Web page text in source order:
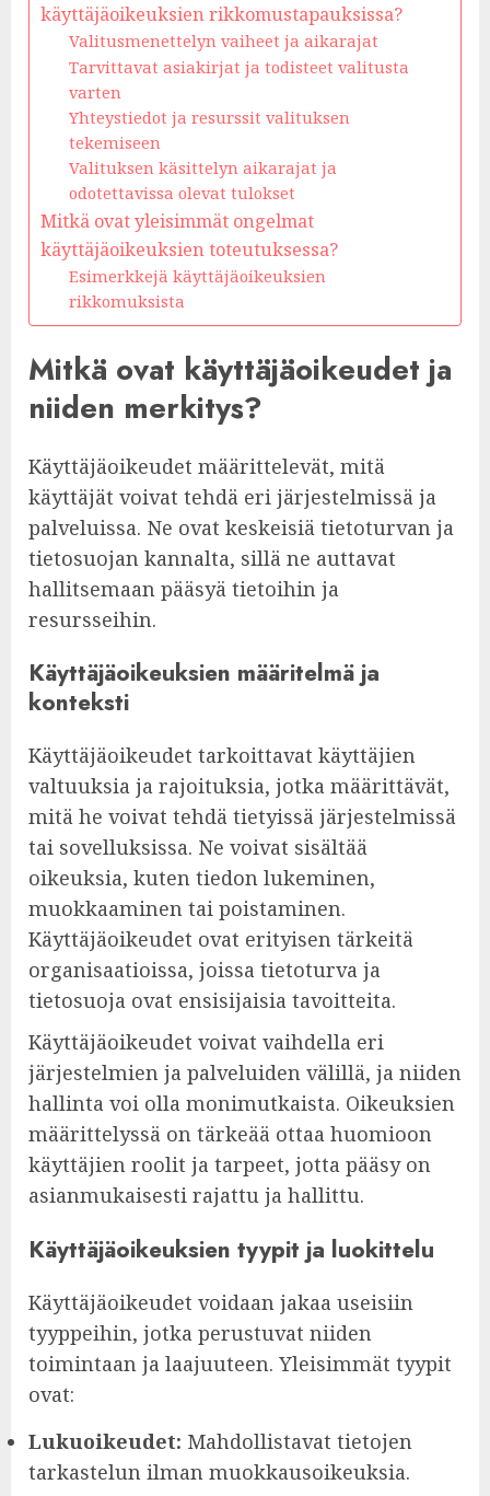
käyttäjäoikeuksien rikkomustapauksissa?
Valitusmenettelyn vaiheet ja aikarajat
Tarvittavat asiakirjat ja todisteet valitusta
varten
Yhteystiedot ja resurssit valituksen
tekemiseen
Valituksen käsittelyn aikarajat ja
odotettavissa olevat tulokset
Mitkä ovat yleisimmät ongelmat
käyttäjäoikeuksien toteutuksessa?
Esimerkkejä käyttäjäoikeuksien
rikkomuksista
Mitkä ovat käyttäjäoikeudet ja
niiden merkitys?
Käyttäjäoikeudet määrittelevät, mitä
käyttäjät voivat tehdä eri järjestelmissä ja
palveluissa. Ne ovat keskeisiä tietoturvan ja
tietosuojan kannalta, sillä ne auttavat
hallitsemaan pääsyä tietoihin ja
resursseihin.
Käyttäjäoikeuksien määritelmä ja
konteksti
Käyttäjäoikeudet tarkoittavat käyttäjien
valtuuksia ja rajoituksia, jotka määrittävät,
mitä he voivat tehdä tietyissä järjestelmissä
tai sovelluksissa. Ne voivat sisältää
oikeuksia, kuten tiedon lukeminen,
muokkaaminen tai poistaminen.
Käyttäjäoikeudet ovat erityisen tärkeitä
organisaatioissa, joissa tietoturva ja
tietosuoja ovat ensisijaisia tavoitteita.
Käyttäjäoikeudet voivat vaihdella eri
järjestelmien ja palveluiden välillä, ja niiden
hallinta voi olla monimutkaista. Oikeuksien
määrittelyssä on tärkeää ottaa huomioon
käyttäjien roolit ja tarpeet, jotta pääsy on
asianmukaisesti rajattu ja hallittu.
Käyttäjäoikeuksien tyypit ja luokittelu
Käyttäjäoikeudet voidaan jakaa useisiin
tyyppeihin, jotka perustuvat niiden
toimintaan ja laajuuteen. Yleisimmät tyypit
ovat:
Lukuoikeudet: Mahdollistavat tietojen
tarkastelun ilman muokkausoikeuksia.